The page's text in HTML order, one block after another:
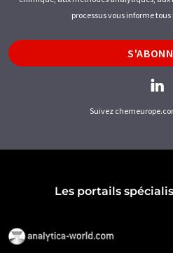
processus vous informe
Suivez
Les portails